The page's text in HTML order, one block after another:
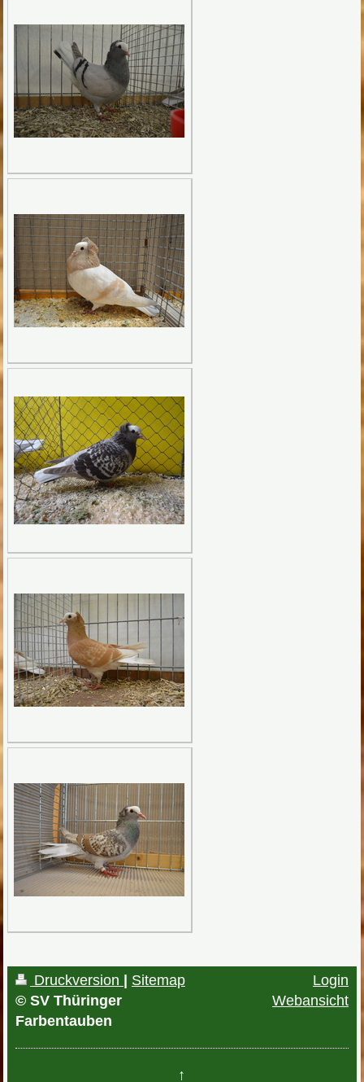
Druckversion
Sitemap
© SV Thüringer
Farbentauben
Login
Webansicht
↑